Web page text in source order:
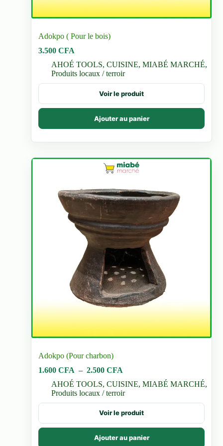
Adokpo ( Pour le bois)
3.500CFA
AHOÉ TOOLS,CUISINE,MIABÉ MARCHÉ,
Produits locaux / terroir
Voir le produit
Ajouter au panier
Adokpo (Pour charbon)
1.600CFA – 2.500CFA
prix :
1.600 CFA
à
2.500 CFA
AHOÉ TOOLS,CUISINE,MIABÉ MARCHÉ,
Produits locaux / terroir
Voir le produit
Ajouter au panier
Ce
a
plusieurs